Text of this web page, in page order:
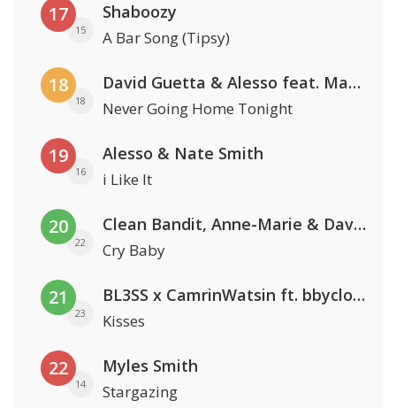
17
15
Shaboozy
A Bar Song (Tipsy)
18
18
David Guetta & Alesso feat. Madison Love
Never Going Home Tonight
19
16
Alesso & Nate Smith
i Like It
20
22
Clean Bandit, Anne-Marie & David Guetta
Cry Baby
21
23
BL3SS x CamrinWatsin ft. bbyclose
Kisses
22
14
Myles Smith
Stargazing